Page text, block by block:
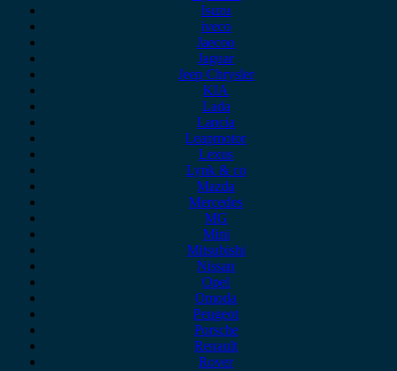
Isuzu
iveco
Jaecoo
Jaguar
Jeep Chrysler
KIA
Lada
Lancia
Leapmotor
Lexus
Lynk & co
Mazda
Mercedes
MG
Mini
Mitsubishi
Nissan
Opel
Omoda
Peugeot
Porsche
Renault
Rover